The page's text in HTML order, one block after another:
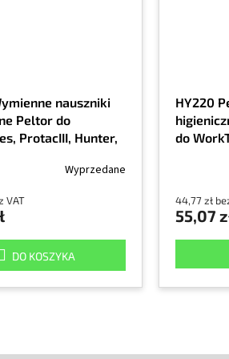
nauszniki
Peltor do
ProtacIII, Hunter,
Wyprzedane
VAT
DO KOSZYKA
HY220
do
44,77 zł
55,07